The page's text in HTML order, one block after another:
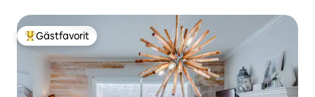
Populär gästfavorit
Gästfavorit